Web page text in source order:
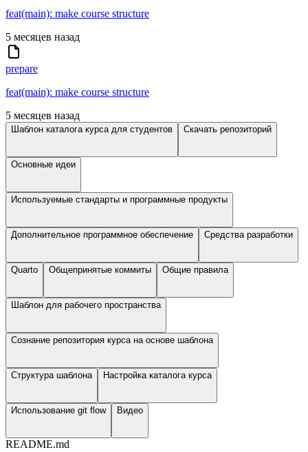
feat(main): make course structure
5 месяцев назад
prepare
feat(main): make course structure
5 месяцев назад
Шаблон каталога курса для студентов Скачать репозиторий
Основные идеи
Используемые стандарты и программные продукты
Дополнительное программное обеспечение Средства разработки
Quarto Общепринятые коммиты Общие правила
Шаблон для рабочего пространства
Сознание репозитория курса на основе шаблона
Структура шаблона Настройка каталога курса
Использование git flow Видео
README.md